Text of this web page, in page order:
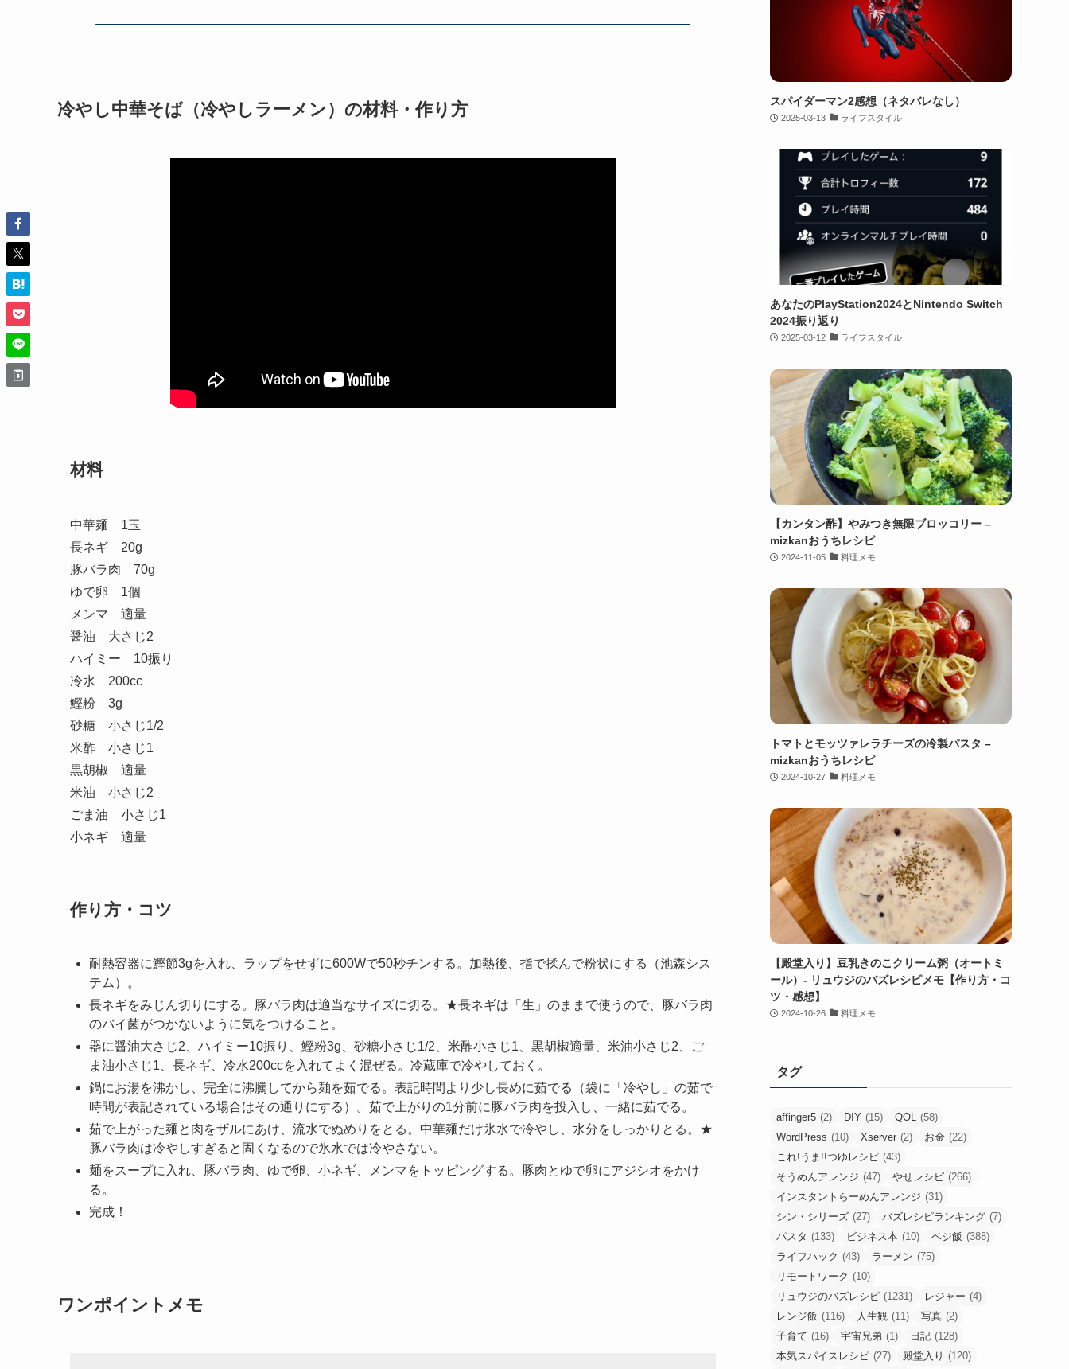
冷やし中華そば（冷やしラーメン）の材料・作り方
材料
中華麺 1玉
長ネギ 20g
豚バラ肉 70g
ゆで卵 1個
メンマ 適量
醤油 大さじ2
ハイミー 10振り
冷水 200cc
鰹粉 3g
砂糖 小さじ1/2
米酢 小さじ1
黒胡椒 適量
米油 小さじ2
ごま油 小さじ1
小ネギ 適量
作り方・コツ
耐熱容器に鰹節3gを入れ、ラップをせずに600Wで50秒チンする。加熱後、指で揉んで粉状にする（池森シス
テム）。
長ネギをみじん切りにする。豚バラ肉は適当なサイズに切る。★長ネギは「生」のままで使うので、豚バラ肉
のバイ菌がつかないように気をつけること。
器に醤油大さじ2、ハイミー10振り、鰹粉3g、砂糖小さじ1/2、米酢小さじ1、黒胡椒適量、米油小さじ2、ご
ま油小さじ1、長ネギ、冷水200ccを入れてよく混ぜる。冷蔵庫で冷やしておく。
鍋にお湯を沸かし、完全に沸騰してから麺を茹でる。表記時間より少し長めに茹でる（袋に「冷やし」の茹で
時間が表記されている場合はその通りにする）。茹で上がりの1分前に豚バラ肉を投入し、一緒に茹でる。
茹で上がった麺と肉をザルにあけ、流水でぬめりをとる。中華麺だけ氷水で冷やし、水分をしっかりとる。★
豚バラ肉は冷やしすぎると固くなるので氷水では冷やさない。
麺をスープに入れ、豚バラ肉、ゆで卵、小ネギ、メンマをトッピングする。豚肉とゆで卵にアジシオをかけ
る。
完成！
ワンポイントメモ
スパイダーマン2感想（ネタバレなし）
2025-03-13 ライフスタイル
あなたのPlayStation2024とNintendo Switch
2024振り返り
2025-03-12 ライフスタイル
【カンタン酢】やみつき無限ブロッコリー –
mizkanおうちレシピ
2024-11-05 料理メモ
トマトとモッツァレラチーズの冷製パスタ –
mizkanおうちレシピ
2024-10-27 料理メモ
【殿堂入り】豆乳きのこクリーム粥（オートミ
ール）- リュウジのバズレシピメモ【作り方・コ
ツ・感想】
2024-10-26 料理メモ
タグ
affinger5 (2) DIY (15) QOL (58)
WordPress (10) Xserver (2) お金 (22)
これ!うま!!つゆレシピ (43)
そうめんアレンジ (47) やせレシピ (266)
インスタントらーめんアレンジ (31)
シン・シリーズ (27) バズレシピランキング (7)
パスタ (133) ビジネス本 (10) ベジ飯 (388)
ライフハック (43) ラーメン (75)
リモートワーク (10)
リュウジのバズレシピ (1231) レジャー (4)
レンジ飯 (116) 人生観 (11) 写真 (2)
子育て (16) 宇宙兄弟 (1) 日記 (128)
本気スパイスレシピ (27) 殿堂入り (120)